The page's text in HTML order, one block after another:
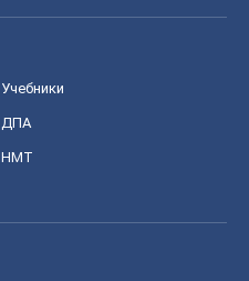
Учебники
ДПА
НМТ